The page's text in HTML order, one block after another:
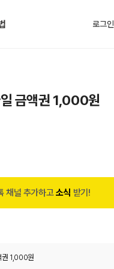
로그인
금액권 1,000원
채널 추가하고소식 받기!
권 1,000원